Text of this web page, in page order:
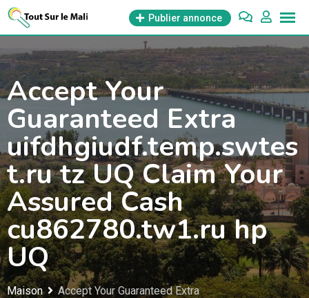
Aller
contenu
Publier annonce
Accept Your
Guaranteed Extra
uifdhgiudf.temp.swtes
t.ru tz UQ Claim Your
Assured Cash
cu862780.tw1.ru hp
UQ
Maison
Accept Your Guaranteed Extra